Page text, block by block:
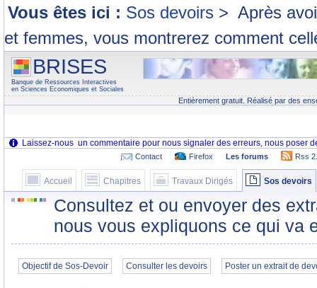
Vous êtes ici : Sos devoirs > Après
et femmes, vous montrerez comment
BRISES
Banque de Ressources Interactives
en Sciences Economiques et Sociales
Entièrement gratuit. Réalisé par des
Contact Firefox Les forums Rss
Accueil Chapitres Travaux Dirigés Sos devoirs
Consultez et ou envoyer des
nous vous expliquons ce qui va
Objectif de Sos-Devoir Consulter les devoirs Poster un extrait de